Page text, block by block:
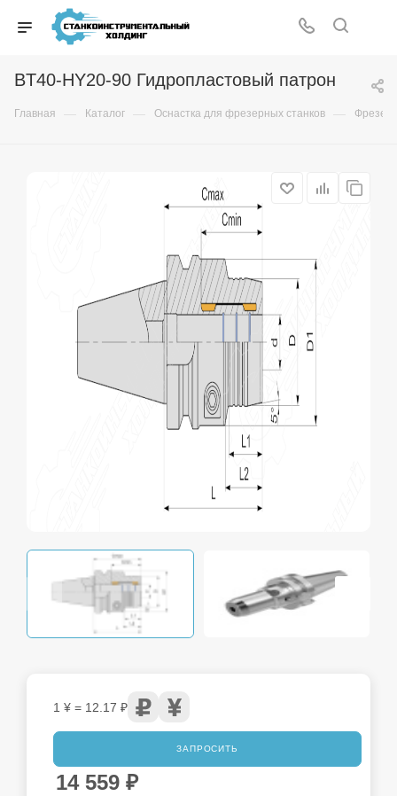
BT40-HY20-90 Гидропластовый патрон
Главная — Каталог — Оснастка для фрезерных станков —
14 559 ₽
1 ¥ = 12.17 ₽
ЗАПРОСИТЬ